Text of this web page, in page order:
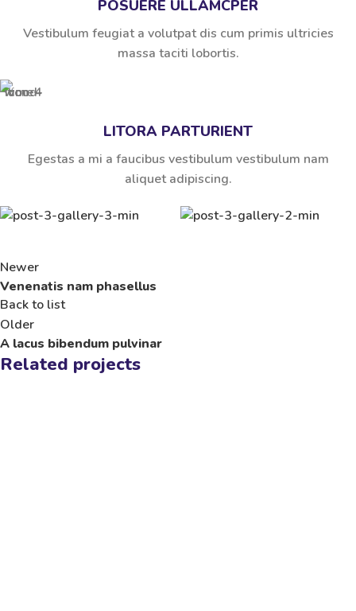
POSUERE ULLAMCPER
Vestibulum feugiat a volutpat dis cum primis ultricies
massa taciti lobortis.
LITORA PARTURIENT
Egestas a mi a faucibus vestibulum vestibulum nam
aliquet adipiscing.
Newer
Venenatis nam phasellus
Back to list
Older
A lacus bibendum pulvinar
Related projects